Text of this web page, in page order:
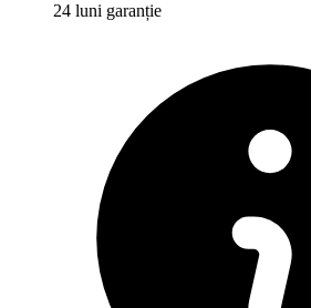
24 luni garanție